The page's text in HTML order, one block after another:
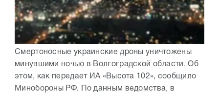
Смертоносные украинские дроны уничтожены
минувшими ночью в Волгоградской области. Об
этом, как передает ИА «Высота 102», сообщило
Минобороны РФ. По данным ведомства, в